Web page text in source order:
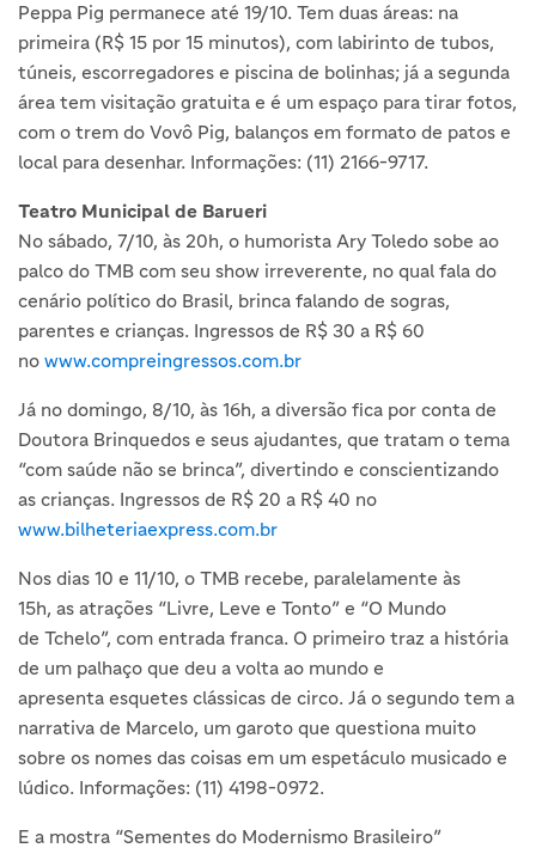
Peppa Pig permanece até 19/10. Tem duas áreas: na
primeira (R$ 15 por 15 minutos), com labirinto de tubos,
túneis, escorregadores e piscina de bolinhas; já a segunda
área tem visitação gratuita e é um espaço para tirar fotos,
com o trem do Vovô Pig, balanços em formato de patos e
local para desenhar. Informações: (11) 2166-9717.
Teatro Municipal de Barueri
No sábado, 7/10, às 20h, o humorista Ary Toledo sobe ao
palco do TMB com seu show irreverente, no qual fala do
cenário político do Brasil, brinca falando de sogras,
parentes e crianças. Ingressos de R$ 30 a R$ 60
no www.compreingressos.com.br
Já no domingo, 8/10, às 16h, a diversão fica por conta de
Doutora Brinquedos e seus ajudantes, que tratam o tema
“com saúde não se brinca”, divertindo e conscientizando
as crianças. Ingressos de R$ 20 a R$ 40 no
www.bilheteriaexpress.com.br
Nos dias 10 e 11/10, o TMB recebe, paralelamente às
15h, as atrações “Livre, Leve e Tonto” e “O Mundo
de Tchelo”, com entrada franca. O primeiro traz a história
de um palhaço que deu a volta ao mundo e
apresenta esquetes clássicas de circo. Já o segundo tem a
narrativa de Marcelo, um garoto que questiona muito
sobre os nomes das coisas em um espetáculo musicado e
lúdico. Informações: (11) 4198-0972.
E a mostra “Sementes do Modernismo Brasileiro”